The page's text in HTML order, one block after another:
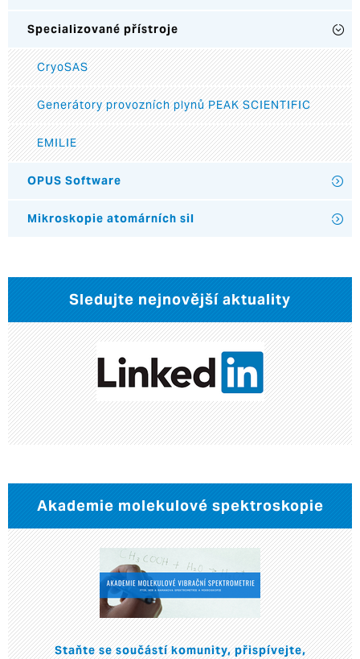
Specializované přístroje
CryoSAS
Generátory provozních plynů PEAK SCIENTIFIC
EMILIE
OPUS Software
Mikroskopie atomárních sil
Sledujte nejnovější aktuality
Akademie molekulové spektroskopie
Staňte se součástí komunity, přispívejte,